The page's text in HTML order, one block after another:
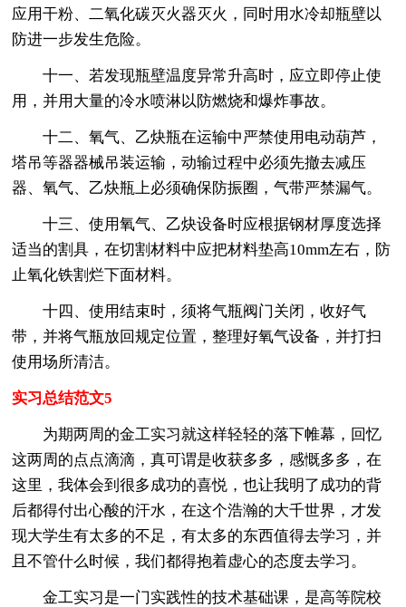
应用干粉、二氧化碳灭火器灭火，同时用水冷却瓶壁以
防进一步发生危险。
十一、若发现瓶壁温度异常升高时，应立即停止使
用，并用大量的冷水喷淋以防燃烧和爆炸事故。
十二、氧气、乙炔瓶在运输中严禁使用电动葫芦，
塔吊等器器械吊装运输，动输过程中必须先撤去减压
器、氧气、乙炔瓶上必须确保防振圈，气带严禁漏气。
十三、使用氧气、乙炔设备时应根据钢材厚度选择
适当的割具，在切割材料中应把材料垫高10mm左右，防
止氧化铁割烂下面材料。
十四、使用结束时，须将气瓶阀门关闭，收好气
带，并将气瓶放回规定位置，整理好氧气设备，并打扫
使用场所清洁。
实习总结范文5
为期两周的金工实习就这样轻轻的落下帷幕，回忆
这两周的点点滴滴，真可谓是收获多多，感慨多多，在
这里，我体会到很多成功的喜悦，也让我明了成功的背
后都得付出心酸的汗水，在这个浩瀚的大千世界，才发
现大学生有太多的不足，有太多的东西值得去学习，并
且不管什么时候，我们都得抱着虚心的态度去学习。
金工实习是一门实践性的技术基础课，是高等院校